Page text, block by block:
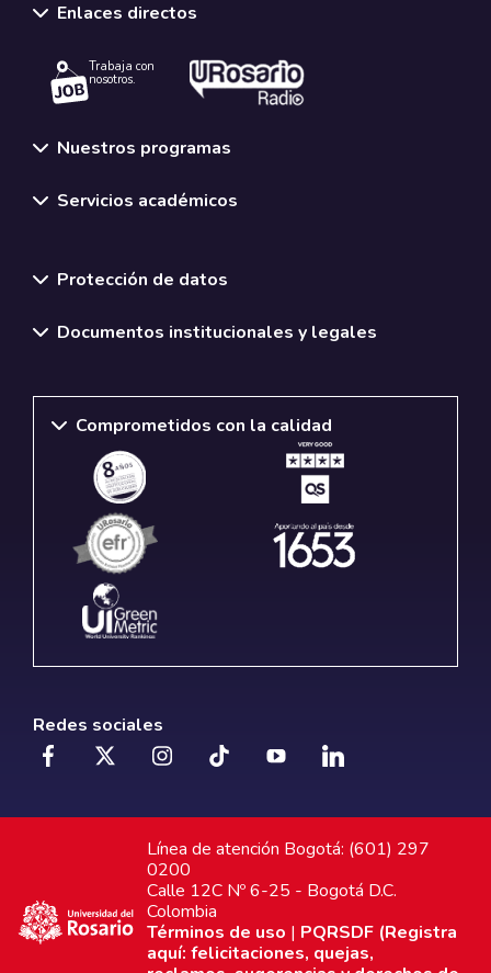
Enlaces directos
Trabaja con
nosotros.
Nuestros programas
Servicios académicos
Protección de datos
Documentos institucionales y legales
Comprometidos con la calidad
Redes sociales
Línea de atención Bogotá: (601) 297
0200
Calle 12C Nº 6-25 - Bogotá D.C.
Colombia
Términos de uso | PQRSDF (Registra
aquí: felicitaciones, quejas,